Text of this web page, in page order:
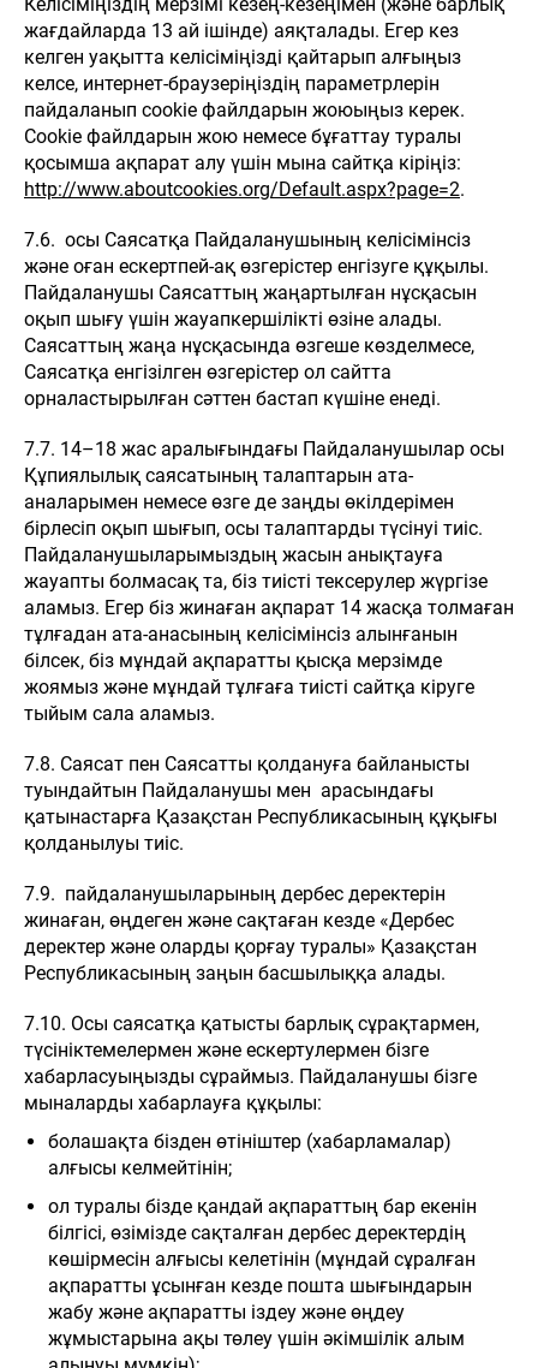
жағдайларда 13 ай ішінде) аяқталады. Егер кез
келген уақытта келісіміңізді қайтарып алғыңыз
келсе, интернет-браузеріңіздің параметрлерін
пайдаланып cookie файлдарын жоюыңыз керек.
Cookie файлдарын жою немесе бұғаттау туралы
қосымша ақпарат алу үшін мына сайтқа кіріңіз:
http://www.aboutcookies.org/Default.aspx?page=2.
7.6. осы Саясатқа Пайдаланушының келісімінсіз
және оған ескертпей-ақ өзгерістер енгізуге құқылы.
Пайдаланушы Саясаттың жаңартылған нұсқасын
оқып шығу үшін жауапкершілікті өзіне алады.
Саясаттың жаңа нұсқасында өзгеше көзделмесе,
Саясатқа енгізілген өзгерістер ол сайтта
орналастырылған сәттен бастап күшіне енеді.
7.7. 14–18 жас аралығындағы Пайдаланушылар осы
Құпиялылық саясатының талаптарын ата-
аналарымен немесе өзге де заңды өкілдерімен
бірлесіп оқып шығып, осы талаптарды түсінуі тиіс.
Пайдаланушыларымыздың жасын анықтауға
жауапты болмасақ та, біз тиісті тексерулер жүргізе
аламыз. Егер біз жинаған ақпарат 14 жасқа толмаған
тұлғадан ата-анасының келісімінсіз алынғанын
білсек, біз мұндай ақпаратты қысқа мерзімде
жоямыз және мұндай тұлғаға тиісті сайтқа кіруге
тыйым сала аламыз.
7.8. Саясат пен Саясатты қолдануға байланысты
туындайтын Пайдаланушы мен арасындағы
қатынастарға Қазақстан Республикасының құқығы
қолданылуы тиіс.
7.9. пайдаланушыларының дербес деректерін
жинаған, өңдеген және сақтаған кезде «Дербес
деректер және оларды қорғау туралы» Қазақстан
Республикасының заңын басшылыққа алады.
7.10. Осы саясатқа қатысты барлық сұрақтармен,
түсініктемелермен және ескертулермен бізге
хабарласуыңызды сұраймыз. Пайдаланушы бізге
мыналарды хабарлауға құқылы:
болашақта бізден өтініштер (хабарламалар)
алғысы келмейтінін;
ол туралы бізде қандай ақпараттың бар екенін
білгісі, өзімізде сақталған дербес деректердің
көшірмесін алғысы келетінін (мұндай сұралған
ақпаратты ұсынған кезде пошта шығындарын
жабу және ақпаратты іздеу және өңдеу
жұмыстарына ақы төлеу үшін әкімшілік алым